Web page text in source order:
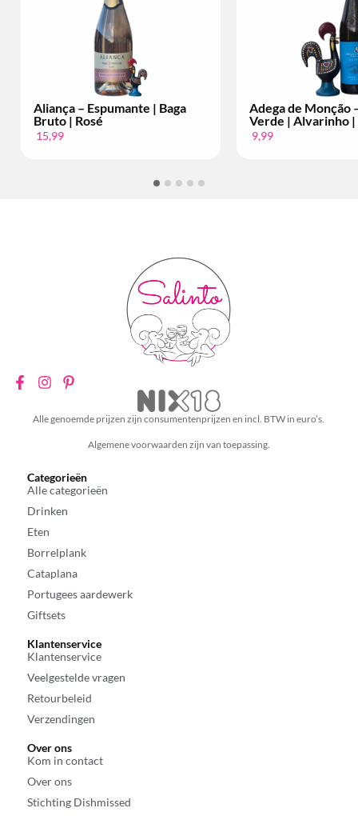
| Baga
Adega de Monção – Vinho
Verde | Alvarinho | Per Fles
Alle genoemde prijzen zijn consumentenprijzen en incl. BTW in euro’s.
Algemene voorwaarden zijn van toepassing.
Categorieën
Alle categorieën
Drinken
Eten
Borrelplank
Cataplana
Portugees aardewerk
Giftsets
Klantenservice
Klantenservice
Veelgestelde vragen
Retourbeleid
Verzendingen
Over ons
Kom in contact
Over ons
Stichting Dishmissed